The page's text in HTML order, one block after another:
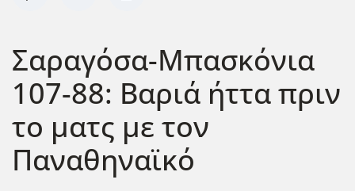
Σαραγόσα-Μπασκόνια
107-88: Βαριά ήττα πριν
το ματς με τον
Παναθηναϊκό